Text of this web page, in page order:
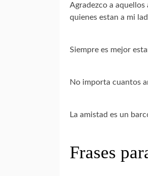
Agradezco a
quienes estan a mi
Siempre es mejor
No importa cuantos
La amistad es un
Frases